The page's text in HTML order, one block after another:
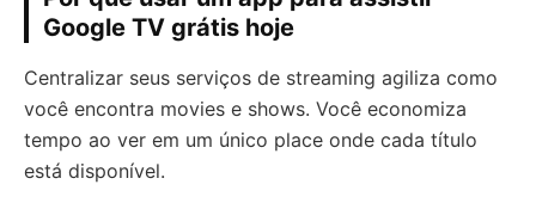
Google TV grátis hoje
Centralizar seus serviços de streaming agiliza como
você encontra movies e shows. Você economiza
tempo ao ver em um único place onde cada título
está disponível.